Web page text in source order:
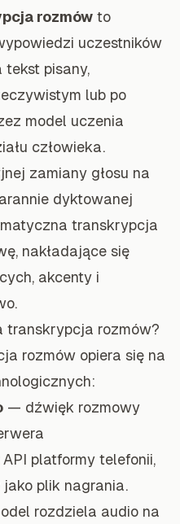
rozmów to
uczestników
pisany,
lub po
model uczenia
człowieka.
zamiany głosu na
dyktowanej
transkrypcja
nakładające się
akcenty i
transkrypcja rozmów?
rozmów opiera się na
— dźwięk rozmowy
platformy telefonii,
jako plik nagrania.
rozdziela audio na